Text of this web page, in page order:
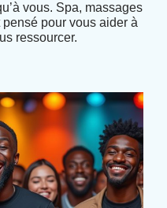
vous. Spa, massages
pour vous aider à
ressourcer.